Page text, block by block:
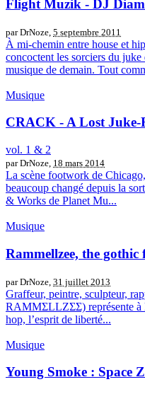
Flight Muzik - DJ
par DrNoze, 5 septembre 2011
À mi-chemin entre house et
concoctent les sorciers du
musique de demain. Tout
Musique
CRACK - A Lost
vol. 1 & 2
par DrNoze, 18 mars 2014
La scène footwork de
beaucoup changé depuis la
& Works de Planet Mu...
Musique
Rammellzee, the
par DrNoze, 31 juillet 2013
Graffeur, peintre, sculpteur,
RAMMΣLLZΣΣ) représente à
hop, l’esprit de liberté...
Musique
Young Smoke : Space